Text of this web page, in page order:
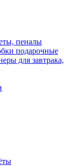
пеналы
подарочные
для завтрака,